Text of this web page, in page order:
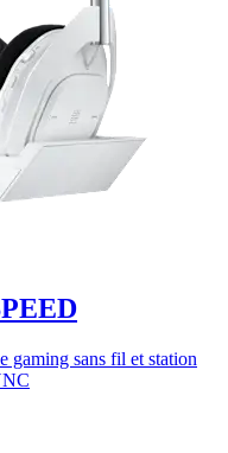
sans fil et station